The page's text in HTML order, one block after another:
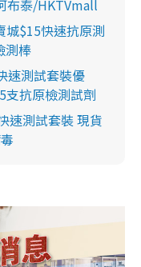
布泰/HKTVmall
城$15快速抗原測
測棒
速測試套裝優
支抗原檢測試劑
速測試套裝 現貨